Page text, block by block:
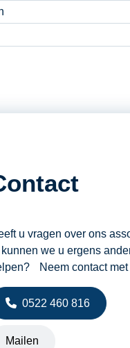
u vragen over ons
we u ergens
Neem contact met
0522 460 816
Mailen